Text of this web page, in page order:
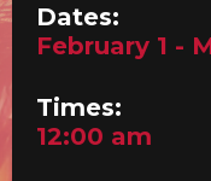
Dates:
February 1 -
Times:
12:00 am